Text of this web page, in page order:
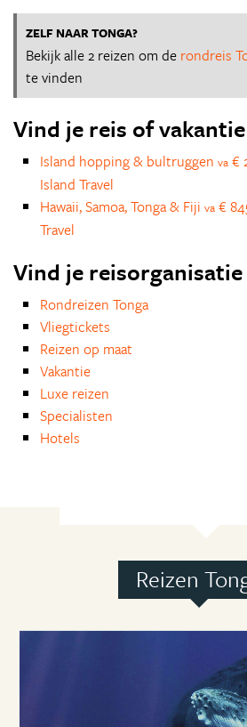
ZELF NAAR TONGA?
Bekijk alle 2 reizen om de rondreis
te vinden
Vind je reis of
Island hopping & bultruggen va €
Island Travel
Hawaii, Samoa, Tonga & Fiji va €
Travel
Vind je reisorganisatie
Rondreizen Tonga
Vliegtickets
Reizen op maat
Vakantie
Luxe reizen
Specialisten
Hotels
Reizen